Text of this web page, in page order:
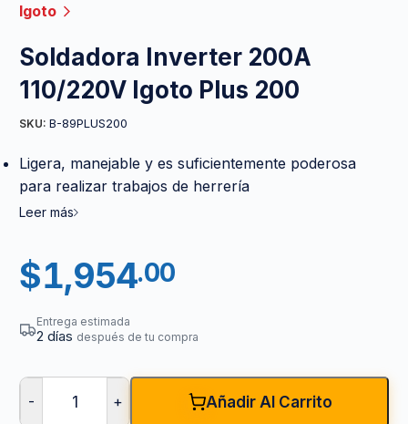
Igoto
Soldadora Inverter 200A
110/220V Igoto Plus 200
SKU: B-89PLUS200
Ligera, manejable y es suficientemente poderosa
para realizar trabajos de herrería
Leer más
$1,954.00
Entrega estimada
2 días después de tu compra
- + Añadir Al Carrito